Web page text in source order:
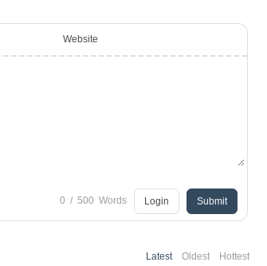
Website
0 / 500 Words Login Submit
Latest Oldest Hottest